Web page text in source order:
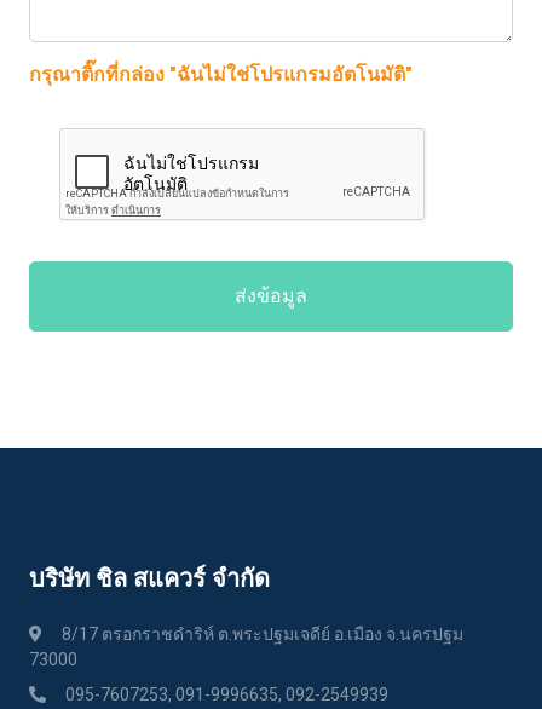
กรุณาติ๊กที่กล่อง "ฉันไม่ใช่โปรแกรมอัตโนมัติ"
ส่งข้อมูล
บริษัท ชิล สแควร์ จำกัด
8/17 ตรอกราชดำริห์ ต.พระปฐมเจดีย์ อ.เมือง จ.นครปฐม
73000
095-7607253, 091-9996635, 092-2549939